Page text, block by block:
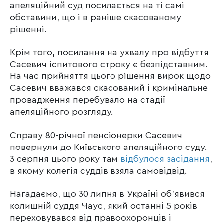
апеляційний суд посилається на ті самі
обставини, що і в раніше скасованому
рішенні.
Крім того, посилання на ухвалу про відбуття
Сасевич іспитового строку є безпідставним.
На час прийняття цього рішення вирок щодо
Сасевич вважався скасований і кримінальне
провадження перебувало на стадії
апеляційного розгляду.
Справу 80-річної пенсіонерки Сасевич
повернули до Київського апеляційного суду.
3 серпня цього року там відбулося засідання,
в якому колегія суддів взяла самовідвід.
Нагадаємо, що 30 липня в Україні об’явився
колишній суддя Чаус, який останні 5 років
переховувався від правоохоронців і